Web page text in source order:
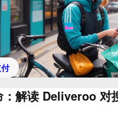
：解读 Deliveroo 对